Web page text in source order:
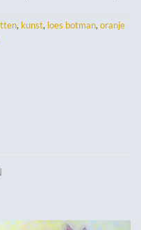
, kunst, loes botman, oranje